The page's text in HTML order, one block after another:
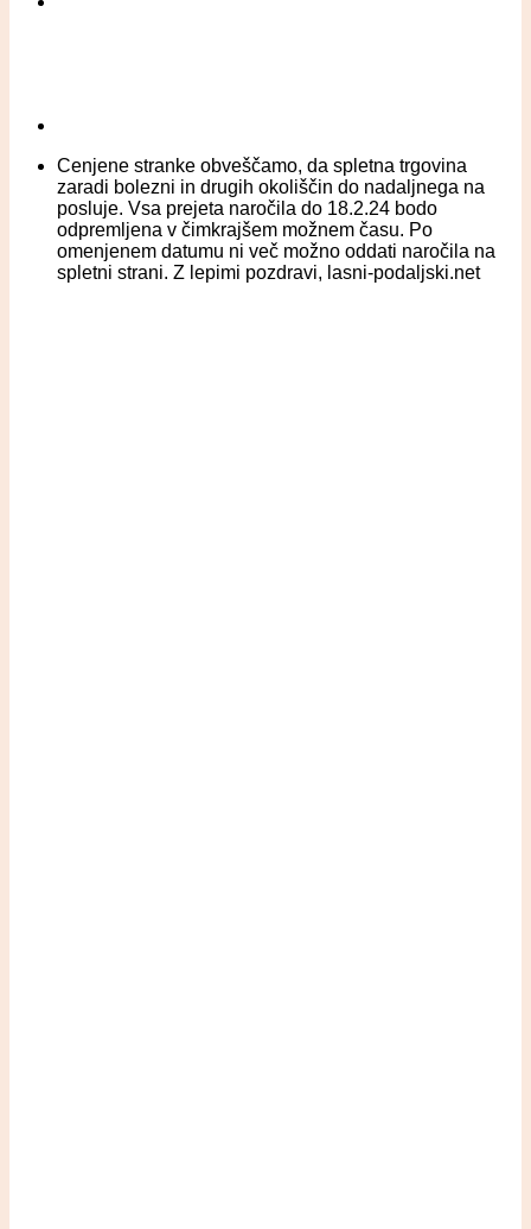
Cenjene stranke obveščamo, da spletna trgovina
zaradi bolezni in drugih okoliščin do nadaljnega na
posluje. Vsa prejeta naročila do 18.2.24 bodo
odpremljena v čimkrajšem možnem času. Po
omenjenem datumu ni več možno oddati naročila na
spletni strani. Z lepimi pozdravi, lasni-podaljski.net